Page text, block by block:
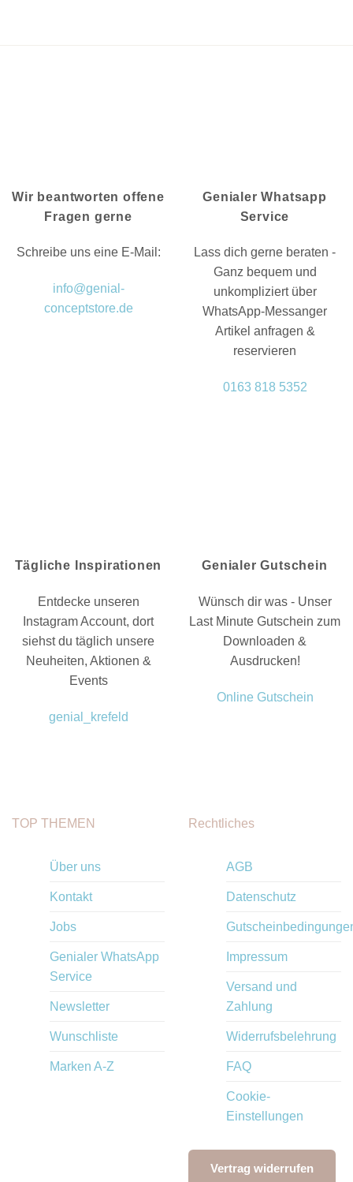
Wir beantworten offene
Fragen gerne
Schreibe uns eine E-Mail:
info@genial-
conceptstore.de
Genialer Whatsapp
Service
Lass dich gerne beraten -
Ganz bequem und
unkompliziert über
WhatsApp-Messanger
Artikel anfragen &
reservieren
0163 818 5352
Tägliche Inspirationen
Entdecke unseren
Instagram Account, dort
siehst du täglich unsere
Neuheiten, Aktionen &
Events
genial_krefeld
Genialer Gutschein
Wünsch dir was - Unser
Last Minute Gutschein zum
Downloaden &
Ausdrucken!
Online Gutschein
TOP THEMEN
Über uns
Kontakt
Jobs
Genialer WhatsApp
Service
Newsletter
Wunschliste
Marken A-Z
Rechtliches
AGB
Datenschutz
Impressum
Versand und
Zahlung
Widerrufsbelehrung
FAQ
Cookie-
Einstellungen
Vertrag widerrufen